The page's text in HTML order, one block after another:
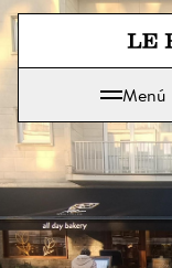
Le Pain
Menú